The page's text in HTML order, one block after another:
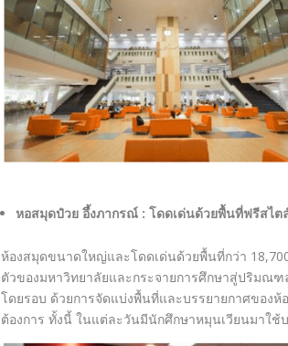
หอสมุดป๋วย อึ้งภากรณ์ : โดดเด่นด้วยพื้นที่ฟรีสไต
ห้องสมุดขนาดใหญ่และโดดเด่นด้วยพื้นที่กว่า
ตัวของมหาวิทยาลัยและกระจายการศึกษาสู่ปริมณ
โดยรอบ ด้วยการจัดแบ่งพื้นที่และบรรยายกาศของ
ต้องการ ทั้งนี้ ในแต่ละวันมีนักศึกษาหมุนเวียนมาใช้